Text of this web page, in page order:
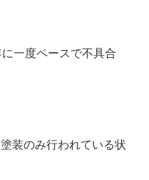
一度ペースで不具合
装のみ行われている状